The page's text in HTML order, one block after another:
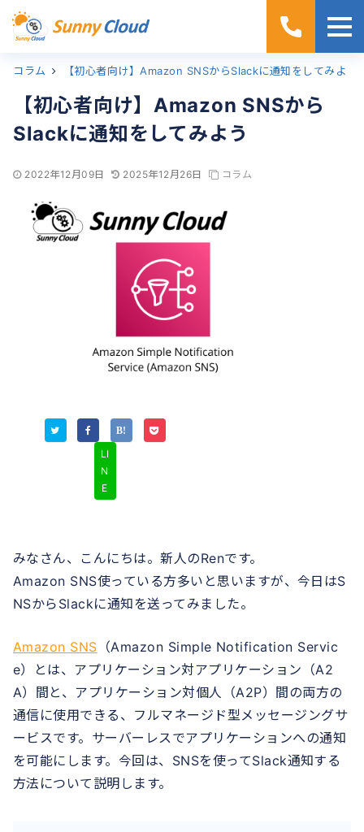
ホーム
コラム
【初心者向け】Amazon SNSから
Slackに通知をしてみよう
2022年12月09日 2025年12月26日 コラム
LI
N
E
みなさん、こんにちは。新人のRenです。
Amazon SNS使っている方多いと思いますが、今日はS
NSからSlackに通知を送ってみました。
Amazon SNS （Amazon Simple Notification Servic
e）とは、アプリケーション対アプリケーション（A2
A）間と、アプリケーション対個人（A2P）間の両方の
通信に使用できる、フルマネージド型メッセージングサ
ービスです。サーバーレスでアプリケーションへの通知
を可能にします。今回は、SNSを使ってSlack通知する
方法について説明します。